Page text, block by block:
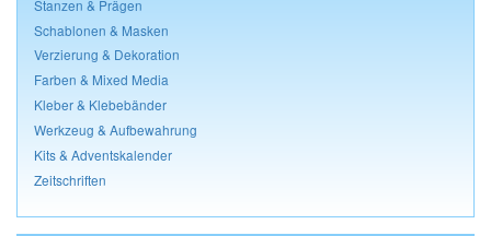
Stanzen & Prägen
Schablonen & Masken
Verzierung & Dekoration
Farben & Mixed Media
Kleber & Klebebänder
Werkzeug & Aufbewahrung
Kits & Adventskalender
Zeitschriften